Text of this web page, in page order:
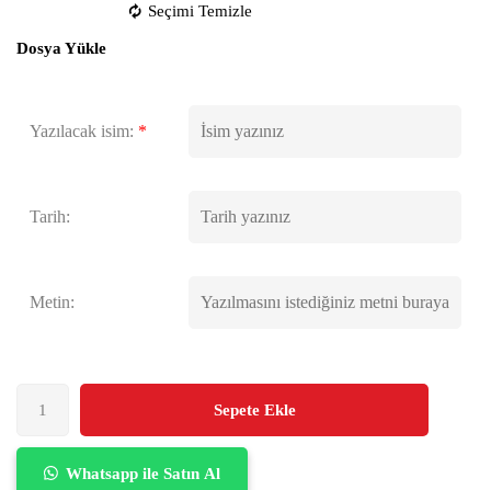
Seçimi Temizle
Dosya Yükle
Yazılacak isim: *
Tarih:
Metin:
Sepete Ekle
Whatsapp ile Satın Al